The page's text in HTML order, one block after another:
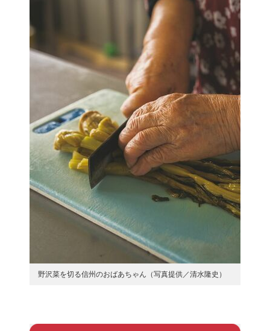
野沢菜を切る信州のおばあちゃん（写真提供／清水隆史）